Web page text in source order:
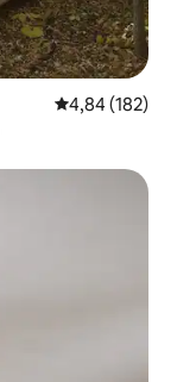
4,84 (182)